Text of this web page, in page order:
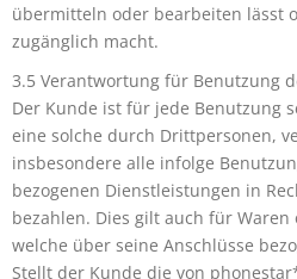
übermitteln oder bearbeiten lässt
zugänglich macht.
3.5 Verantwortung für Benutzung
Der Kunde ist für jede Benutzung
eine solche durch Drittpersonen,
insbesondere alle infolge
bezogenen Dienstleistungen in
bezahlen. Dies gilt auch für
welche über seine Anschlüsse
Stellt der Kunde die von